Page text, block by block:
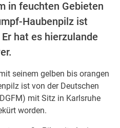
in feuchten Gebieten
Haubenpilz ist
hat es hierzulande
seinem gelben bis orangen
ist von der Deutschen
mit Sitz in Karlsruhe
worden.